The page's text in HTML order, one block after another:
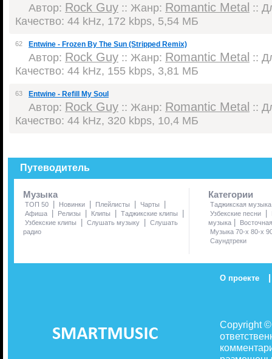
Автор: Rock Guy :: Жанр: Romantic Metal ::
Качество: 44 kHz, 172 kbps, 5,54 МБ
62 Entwine - Frozen By The Sun (Stripped Remix)
Автор: Rock Guy :: Жанр: Romantic Metal ::
Качество: 44 kHz, 155 kbps, 3,81 МБ
63 Entwine - Refill My Soul
Автор: Rock Guy :: Жанр: Romantic Metal ::
Качество: 44 kHz, 320 kbps, 10,4 МБ
Путеводитель
Музыка
ТОП 50 Новинки Плейлисты Чарты
Афиша Релизы Клипы Таджикские клипы
Узбекские клипы Слушать музыку
Слушать
радио
Категории
Таджикская музыка
Узбекские песни
музыка
Музыка 70-х 80-х
Саундтреки
О проекте |
Copyright